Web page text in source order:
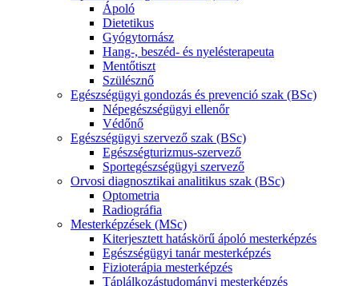
Ápoló
Dietetikus
Gyógytornász
Hang-, beszéd- és nyelésterapeuta
Mentőtiszt
Szülésznő
Egészségügyi gondozás és prevenció szak (BSc)
Népegészségügyi ellenőr
Védőnő
Egészségügyi szervező szak (BSc)
Egészségturizmus-szervező
Sportegészségügyi szervező
Orvosi diagnosztikai analitikus szak (BSc)
Optometria
Radiográfia
Mesterképzések (MSc)
Kiterjesztett hatáskörű ápoló mesterképzés
Egészségügyi tanár mesterképzés
Fizioterápia mesterképzés
Táplálkozástudományi mesterképzés